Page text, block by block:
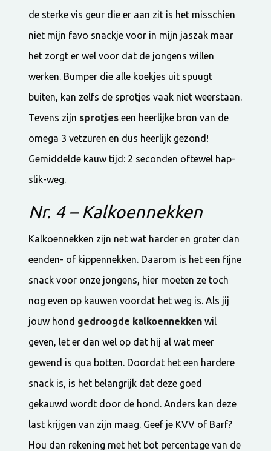
de sterke vis geur die er aan zit is het misschien
niet mijn favo snackje voor in mijn jaszak maar
het zorgt er wel voor dat de jongens willen
werken. Bumper die alle koekjes uit spuugt
buiten, kan zelfs de sprotjes vaak niet weerstaan.
Tevens zijn sprotjes een heerlijke bron van de
omega 3 vetzuren en dus heerlijk gezond!
Gemiddelde kauw tijd: 2 seconden oftewel hap-
slik-weg.
Nr. 4 – Kalkoennekken
Kalkoennekken zijn net wat harder en groter dan
eenden- of kippennekken. Daarom is het een fijne
snack voor onze jongens, hier moeten ze toch
nog even op kauwen voordat het weg is. Als jij
jouw hond gedroogde kalkoennekken wil
geven, let er dan wel op dat hij al wat meer
gewend is qua botten. Doordat het een hardere
snack is, is het belangrijk dat deze goed
gekauwd wordt door de hond. Anders kan deze
last krijgen van zijn maag. Geef je KVV of Barf?
Hou dan rekening met het bot percentage van de